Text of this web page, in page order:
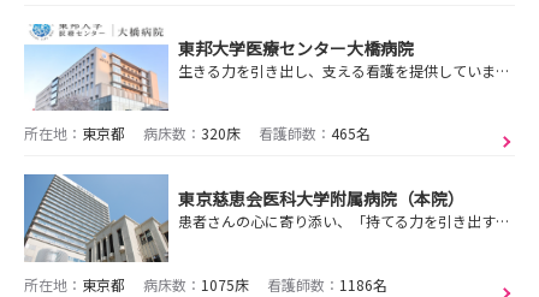
東邦大学医療センター大橋病院
生きる力を引き出し、支える看護を提供しています。目黒区、世田谷区、渋谷区に隣接した立地で、都市型の大学病院としての役割を担っています。
所在地： 東京都 病床数： 320床 看護師数： 465名
東京慈恵会医科大学附属病院（本院）
患者さんの心に寄り添い、「持てる力を引き出す」それが「慈恵の看護」本院は都心の大学病院という恵まれたステージで知識・技術・感性を磨くことができます
所在地： 東京都 病床数： 1075床 看護師数： 1186名